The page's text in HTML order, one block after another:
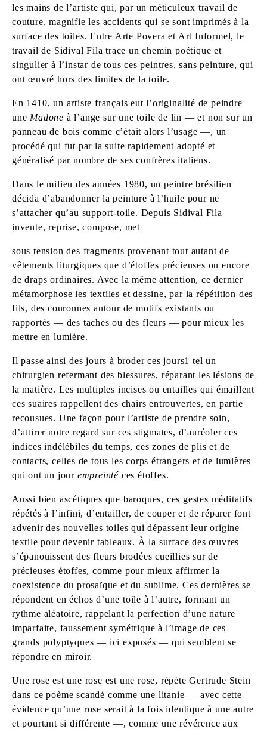
les mains de l’artiste qui, par un méticuleux travail de
couture, magnifie les accidents qui se sont imprimés à la
surface des toiles. Entre Arte Povera et Art Informel, le
travail de Sidival Fila trace un chemin poétique et
singulier à l’instar de tous ces peintres, sans peinture, qui
ont œuvré hors des limites de la toile.
En 1410, un artiste français eut l’originalité de peindre
une Madone à l’ange sur une toile de lin — et non sur un
panneau de bois comme c’était alors l’usage —, un
procédé qui fut par la suite rapidement adopté et
généralisé par nombre de ses confrères italiens.
Dans le milieu des années 1980, un peintre brésilien
décida d’abandonner la peinture à l’huile pour ne
s’attacher qu’au support-toile. Depuis Sidival Fila
invente, reprise, compose, met
sous tension des fragments provenant tout autant de
vêtements liturgiques que d’étoffes précieuses ou encore
de draps ordinaires. Avec la même attention, ce dernier
métamorphose les textiles et dessine, par la répétition des
fils, des couronnes autour de motifs existants ou
rapportés — des taches ou des fleurs — pour mieux les
mettre en lumière.
Il passe ainsi des jours à broder ces jours1 tel un
chirurgien refermant des blessures, réparant les lésions de
la matière. Les multiples incises ou entailles qui émaillent
ces suaires rappellent des chairs entrouvertes, en partie
recousues. Une façon pour l’artiste de prendre soin,
d’attirer notre regard sur ces stigmates, d’auréoler ces
indices indélébiles du temps, ces zones de plis et de
contacts, celles de tous les corps étrangers et de lumières
qui ont un jour empreinté ces étoffes.
Aussi bien ascétiques que baroques, ces gestes méditatifs
répétés à l’infini, d’entailler, de couper et de réparer font
advenir des nouvelles toiles qui dépassent leur origine
textile pour devenir tableaux. À la surface des œuvres
s’épanouissent des fleurs brodées cueillies sur de
précieuses étoffes, comme pour mieux affirmer la
coexistence du prosaïque et du sublime. Ces dernières se
répondent en échos d’une toile à l’autre, formant un
rythme aléatoire, rappelant la perfection d’une nature
imparfaite, faussement symétrique à l’image de ces
grands polyptyques — ici exposés — qui semblent se
répondre en miroir.
Une rose est une rose est une rose, répète Gertrude Stein
dans ce poème scandé comme une litanie — avec cette
évidence qu’une rose serait à la fois identique à une autre
et pourtant si différente —, comme une révérence aux